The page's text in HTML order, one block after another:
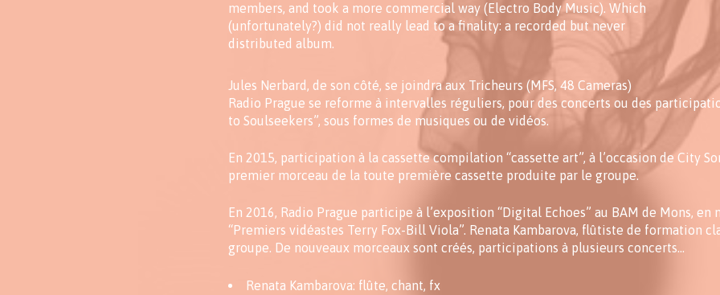
members, and took a more commercial way (Electro Body Music). Which
(unfortunately?) did not really lead to a finality: a recorded but never
distributed album.
Jules Nerbard, de son côté, se joindra aux Tricheurs (MFS, 48 Cameras)
Radio Prague se reforme à intervalles réguliers, pour des concerts ou des
to Soulseekers”, sous formes de musiques ou de vidéos.
En 2015, participation à la cassette compilation “cassette art”, à l’occasion de City
premier morceau de la toute première cassette produite par le groupe.
En 2016, Radio Prague participe à l’exposition “Digital Echoes” au BAM de Mons, en
“Premiers vidéastes Terry Fox-Bill Viola”. Renata Kambarova, flûtiste de formation
groupe. De nouveaux morceaux sont créés, participations à plusieurs concerts…
Renata Kambarova: flûte, chant, fx